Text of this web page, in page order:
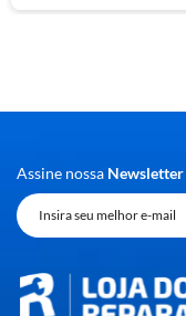
Assine nossa Newsletter